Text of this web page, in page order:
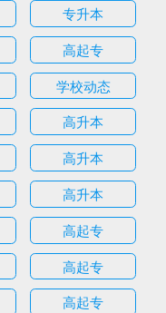
专升本
高起专
学校动态
高升本
高升本
高升本
高起专
高起专
高起专